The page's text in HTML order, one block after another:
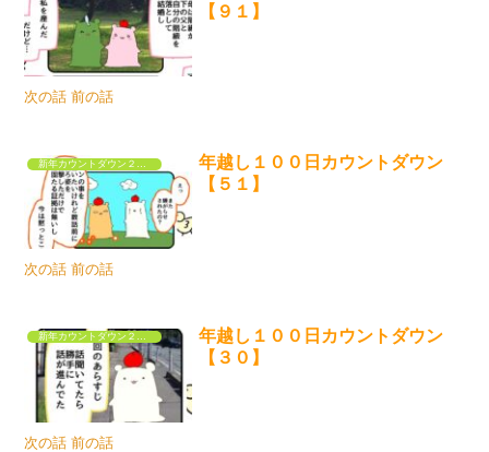
【９１】
次の話 前の話
年越し１００日カウントダウン
【５１】
次の話 前の話
新年カウントダウン２０２５
年越し１００日カウントダウン
【３０】
次の話 前の話